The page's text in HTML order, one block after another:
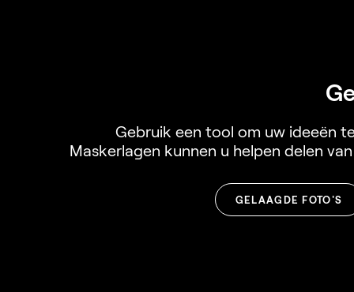
Gebruik een tool om uw ideeën
Maskerlagen kunnen u helpen delen
GELAAGDE FOTO'S